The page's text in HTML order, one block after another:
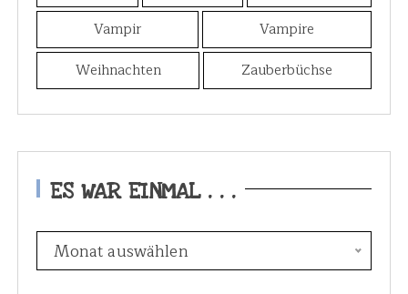
Vampir
Vampire
Weihnachten
Zauberbüchse
ES WAR EINMAL . . .
s
Monat auswählen